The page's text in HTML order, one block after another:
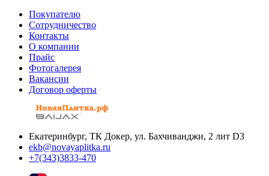
Покупателю
Сотрудничество
Контакты
О компании
Прайс
Фотогалерея
Вакансии
Договор оферты
Екатеринбург, ТК Докер, ул. Бахчиванджи, 2 лит D3
ekb@novayaplitka.ru
+7(343)3833-470